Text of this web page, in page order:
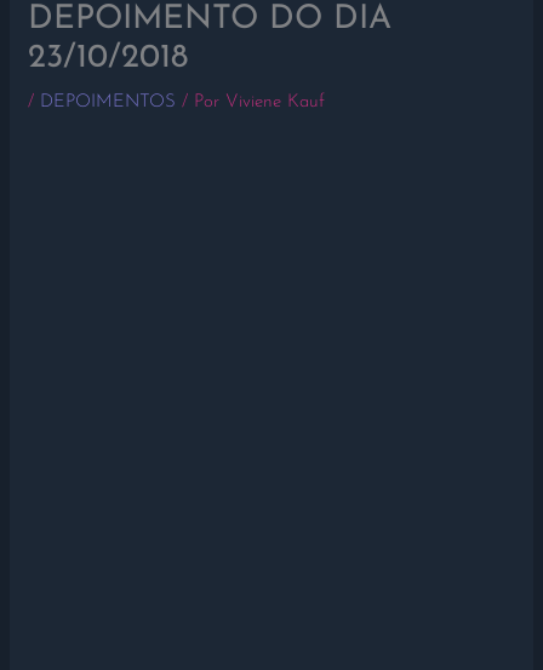
DEPOIMENTO DO DIA
23/10/2018
/ DEPOIMENTOS / Por Viviene Kauf